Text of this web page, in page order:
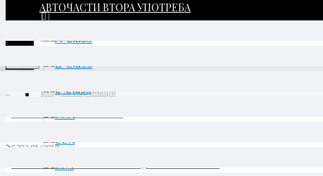
Вход за партньори
АВТОЧАСТИ ВТОРА УПОТРЕБА
C292 01/2018 -